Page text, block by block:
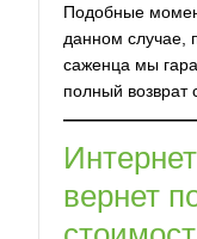
Подобные
данном случае,
саженца мы
полный возврат
вернет